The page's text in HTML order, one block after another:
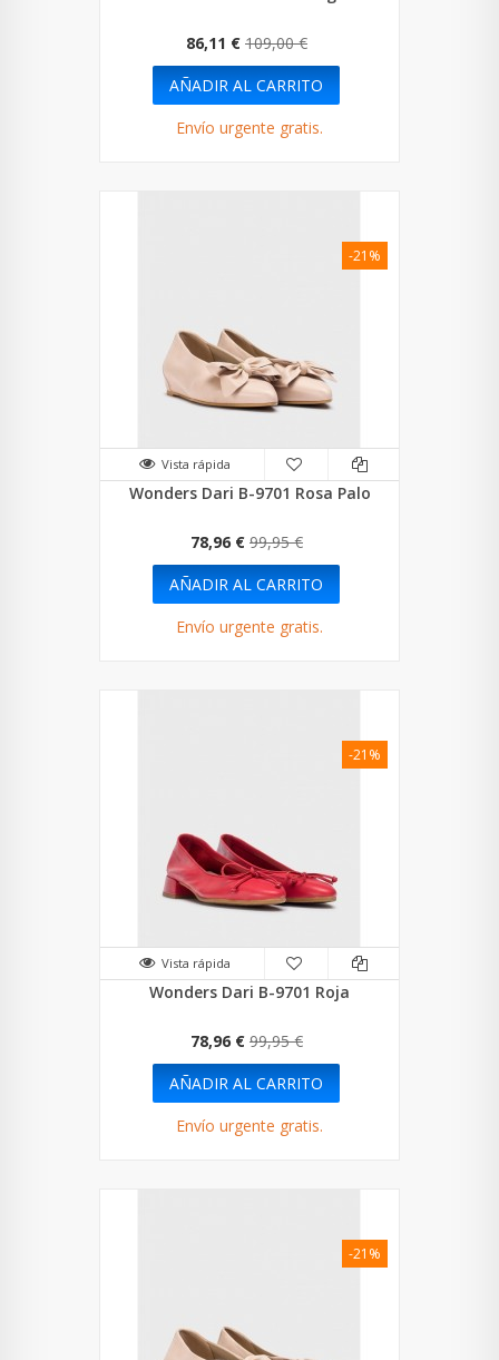
86,11 € 109,00 €
AÑADIR AL CARRITO
Envío urgente gratis.
Vista rápida
Wonders Dari B-9701 Rosa Palo
78,96 € 99,95 €
-21%
AÑADIR AL CARRITO
Envío urgente gratis.
Vista rápida
Wonders Dari B-9701 Roja
78,96 € 99,95 €
-21%
AÑADIR AL CARRITO
Envío urgente gratis.
-21%